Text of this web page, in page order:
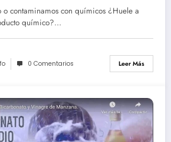
contaminamos con químicos ¿Huele a
químico?…
0 Comentarios Leer Más